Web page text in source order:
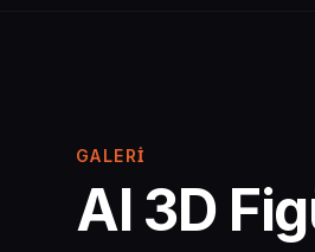
GALERI
AI 3D